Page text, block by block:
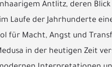
Antlitz, deren
Laufe der Jahrhunderte
für Macht, Angst und
in der heutigen Zeit